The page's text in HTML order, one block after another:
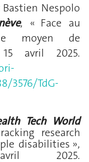
Nespolo
, « Face au
moyen de
avril 2025.
3576/TdG-
Tech World
research
disabilities »,
2025.